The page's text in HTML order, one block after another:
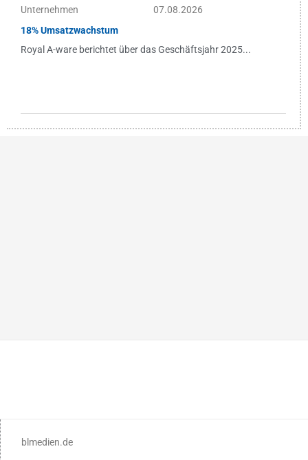
Unternehmen
07.08.2026
18% Umsatzwachstum
Royal A-ware berichtet über das Geschäftsjahr 2025...
blmedien.de